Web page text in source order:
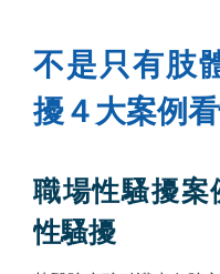
不是只有肢
擾４大案例
職場性騷擾
性騷擾